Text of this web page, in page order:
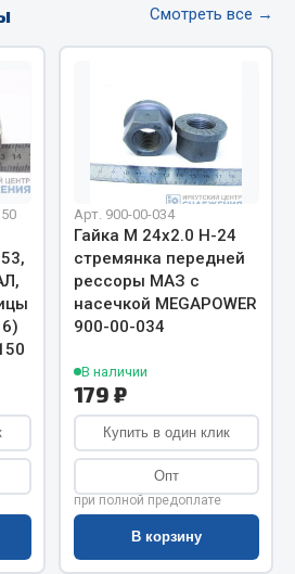
Смотреть все →
Арт. 900-00-034
Гайка М 24х2.0 H-24
стремянка передней
рессоры МАЗ с
насечкой MEGAPOWER
900-00-034
В наличии
179 ₽
Купить в один клик
Опт
при полной предоплате
В корзину